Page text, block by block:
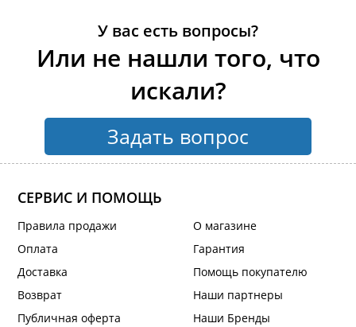
У вас есть вопросы?
Или не нашли того, что
искали?
Задать вопрос
СЕРВИС И ПОМОЩЬ
Правила продажи
Оплата
Доставка
Возврат
Публичная оферта
О магазине
Гарантия
Помощь покупателю
Наши партнеры
Наши Бренды